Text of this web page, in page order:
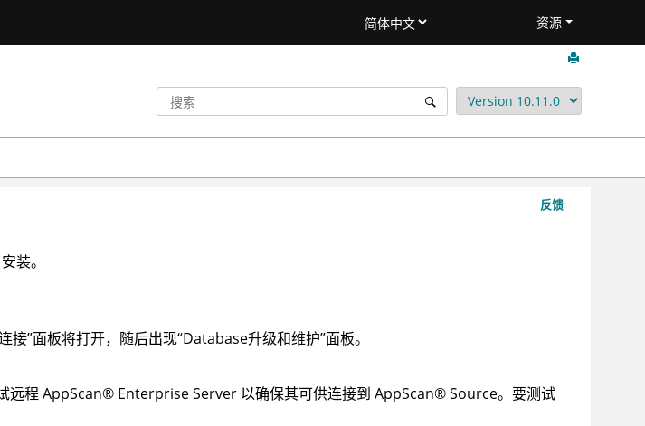
资源
反馈
安装。
接”面板将打开，随后出现“Database升级和维护”面板。
远程 AppScan® Enterprise Server 以确保其可供连接到 AppScan®Source。要测试